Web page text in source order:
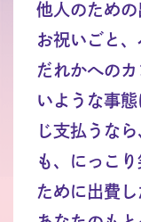
他人のための
お祝いごと、
だれかへの
いような事
じ支払うな
も、にっこ
ために出費